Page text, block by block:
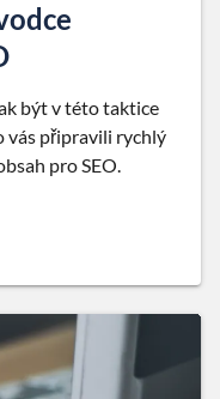
být v této taktice
vás připravili rychlý
pro SEO.